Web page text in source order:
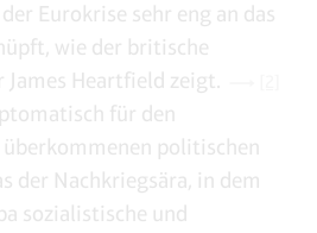
Eurokrise sehr eng an das
wie der britische
Heartfield zeigt.
für den
politischen
der Nachkriegsära, in dem
sozialistische und